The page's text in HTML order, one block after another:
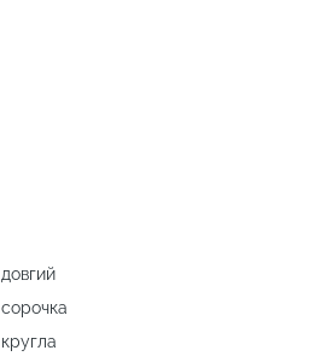
довгий
сорочка
кругла